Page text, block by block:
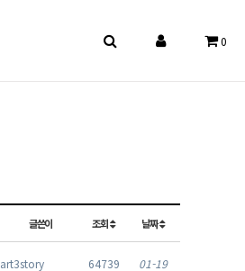
0
글쓴이 조회 날짜
art3story 64739 01-19